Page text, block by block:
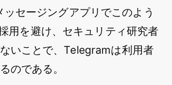
セージングアプリでこのよう
用を避け、セキュリティ研究者
いことで、Telegramは利用者
のである。